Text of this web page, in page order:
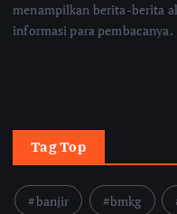
menampilkan berita-berita
informasi para pembacanya.
Tag Top
banjir bmkg